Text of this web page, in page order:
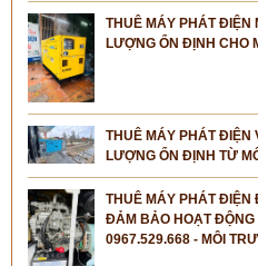
THUÊ MÁY PHÁT ĐIỆN
LƯỢNG ỔN ĐỊNH CHO
THUÊ MÁY PHÁT ĐIỆN
LƯỢNG ỔN ĐỊNH TỪ
THUÊ MÁY PHÁT
ĐẢM BẢO HOẠT ĐỘNG
0967.529.668 - MÔI